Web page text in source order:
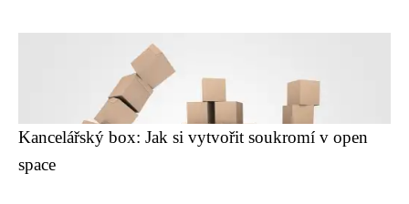
Kancelářský box: Jak si vytvořit soukromí v open
space